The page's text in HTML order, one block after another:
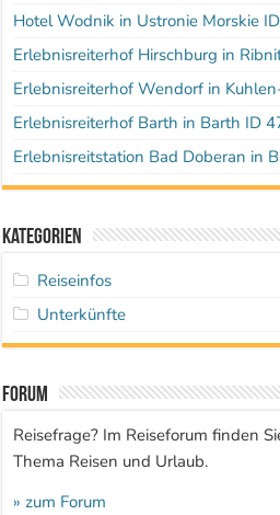
Hotel Wodnik in Ustronie Morskie
Erlebnisreiterhof Hirschburg in
Erlebnisreiterhof Wendorf in
Erlebnisreiterhof Barth in Barth ID
Erlebnisreitstation Bad Doberan in
Kategorien
Reiseinfos
Unterkünfte
Forum
Reisefrage? Im Reiseforum finden
Thema Reisen und Urlaub.
» zum Forum